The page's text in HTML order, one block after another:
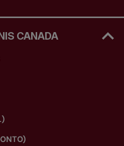
CANADA